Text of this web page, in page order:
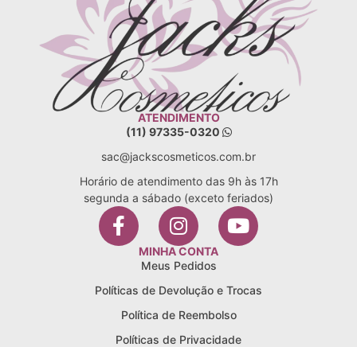
ATENDIMENTO
(11) 97335-0320
sac@jackscosmeticos.com.br
Horário de atendimento das 9h às 17h
segunda a sábado (exceto feriados)
MINHA CONTA
Meus Pedidos
Políticas de Devolução e Trocas
Política de Reembolso
Políticas de Privacidade